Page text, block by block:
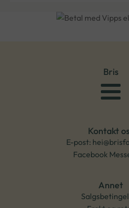
Bris
Kontakt
E-post:
Facebook
Annet